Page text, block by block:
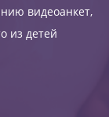
видеоанкет,
из детей